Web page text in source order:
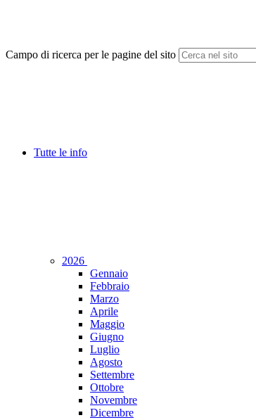
Campo di ricerca per le pagine del sito
Tutte le info
2026
Gennaio
Febbraio
Marzo
Aprile
Maggio
Giugno
Luglio
Agosto
Settembre
Ottobre
Novembre
Dicembre